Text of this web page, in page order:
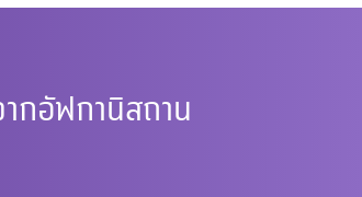
กอัฟกานิสถาน